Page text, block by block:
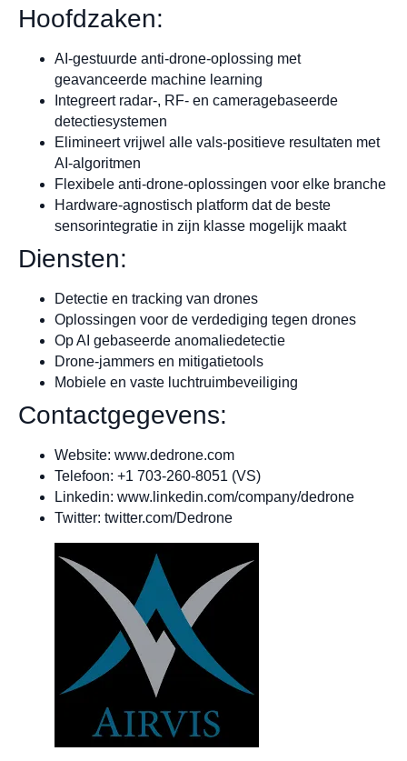
Hoofdzaken:
AI-gestuurde anti-drone-oplossing met
geavanceerde machine learning
Integreert radar-, RF- en cameragebaseerde
detectiesystemen
Elimineert vrijwel alle vals-positieve resultaten met
AI-algoritmen
Flexibele anti-drone-oplossingen voor elke branche
Hardware-agnostisch platform dat de beste
sensorintegratie in zijn klasse mogelijk maakt
Diensten:
Detectie en tracking van drones
Oplossingen voor de verdediging tegen drones
Op AI gebaseerde anomaliedetectie
Drone-jammers en mitigatietools
Mobiele en vaste luchtruimbeveiliging
Contactgegevens:
Website: www.dedrone.com
Telefoon: +1 703-260-8051 (VS)
Linkedin: www.linkedin.com/company/dedrone
Twitter: twitter.com/Dedrone